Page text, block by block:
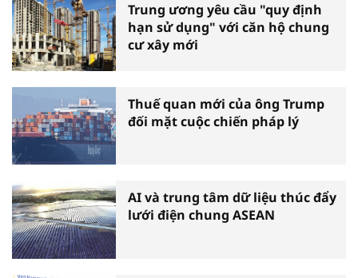
Trung ương yêu cầu "quy định
hạn sử dụng" với căn hộ chung
cư xây mới
Thuế quan mới của ông Trump
đối mặt cuộc chiến pháp lý
AI và trung tâm dữ liệu thúc đẩy
lưới điện chung ASEAN